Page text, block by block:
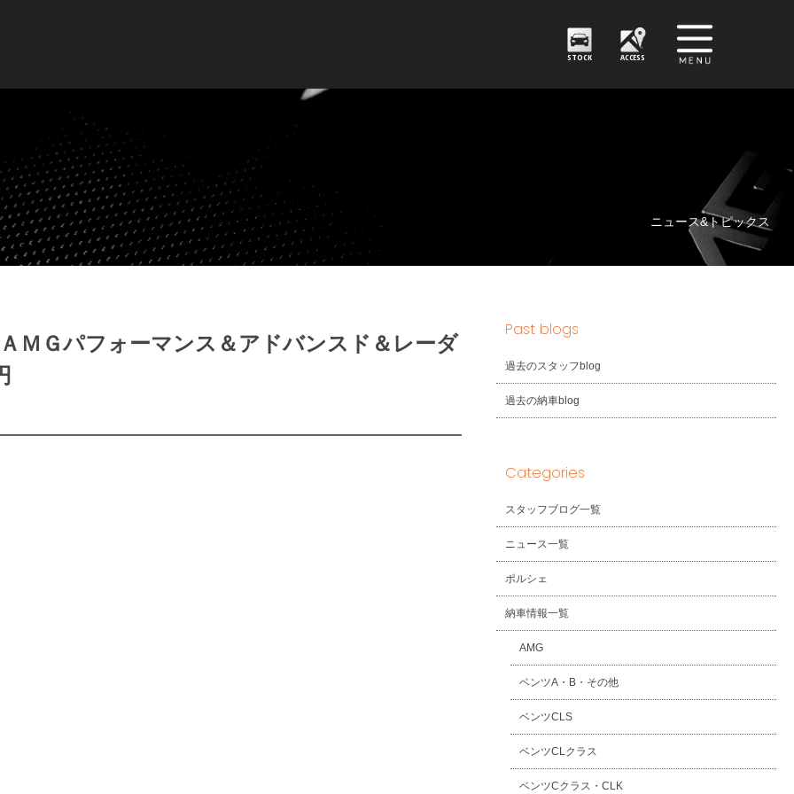
STOCK ACCESS
ニュース&トピックス
ＭＧパフォーマンス＆アドバンスド＆レーダ
Past blogs
過去のスタッフblog
過去の納車blog
Categories
スタッフブログ一覧
ニュース一覧
ポルシェ
納車情報一覧
AMG
ベンツA・B・その他
ベンツCLS
ベンツCLクラス
ベンツCクラス・CLK